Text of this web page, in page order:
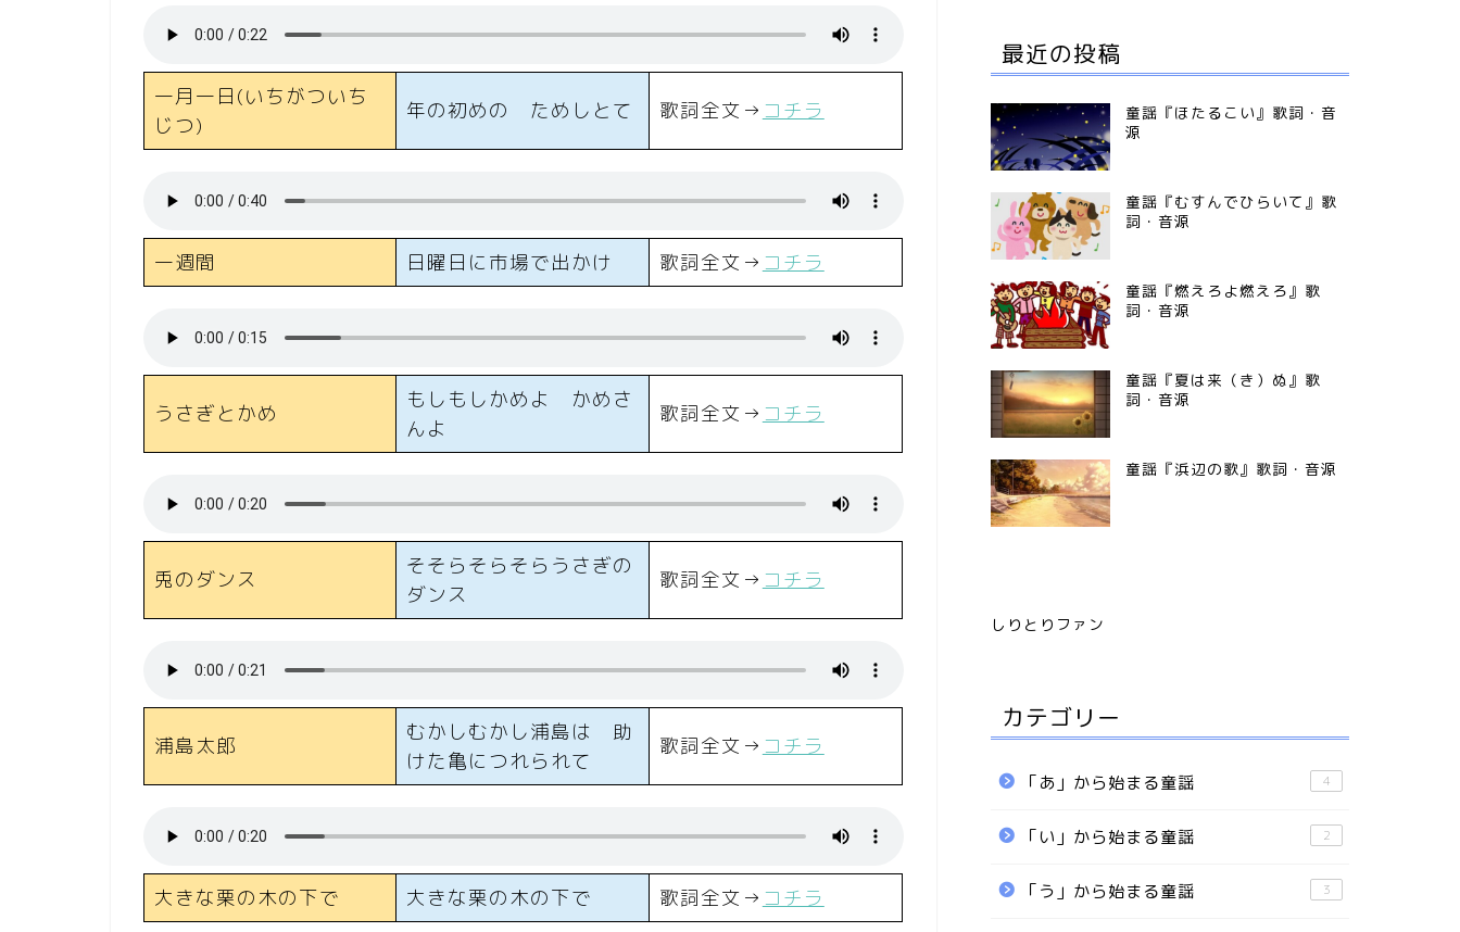
一月一日(いちがついち
じつ)
年の初めの ためしとて 歌詞全文→ コチラ
一週間 日曜日に市場で出かけ 歌詞全文→ コチラ
うさぎとかめ
もしもしかめよ かめさ
んよ
歌詞全文→ コチラ
兎のダンス
そそらそらそらうさぎの
ダンス
歌詞全文→ コチラ
浦島太郎
むかしむかし浦島は 助
けた亀につれられて
歌詞全文→ コチラ
大きな栗の木の下で 大きな栗の木の下で 歌詞全文→ コチラ
最近の投稿
童謡『ほたるこい』歌詞・音
源
童謡『むすんでひらいて』歌
詞・音源
童謡『燃えろよ燃えろ』歌
詞・音源
童謡『夏は来（き）ぬ』歌
詞・音源
童謡『浜辺の歌』歌詞・音源
しりとりファン
カテゴリー
「あ」から始まる童謡 4
「い」から始まる童謡 2
「う」から始まる童謡 3